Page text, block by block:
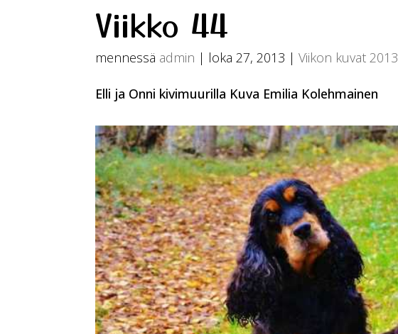
Viikko 44
mennessä admin | loka 27, 2013 |Viikon kuvat 2013
Elli ja Onni kivimuurilla Kuva Emilia Kolehmainen